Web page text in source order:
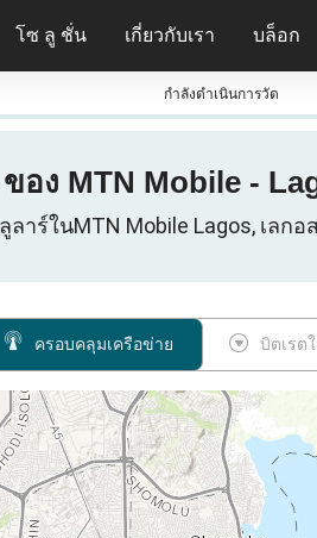
โซ ลู ชั่น เกี่ยวกับเรา บล็อก
กําลังดําเนินการวัด
ง MTN Mobile -
าร์ในMTN Mobile Lagos, เลกอ
ครอบคลุมเครือข่าย บิตเรต